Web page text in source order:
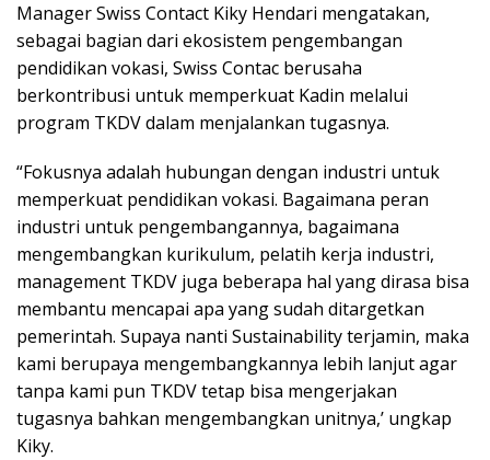
Manager Swiss Contact Kiky Hendari mengatakan,
sebagai bagian dari ekosistem pengembangan
pendidikan vokasi, Swiss Contac berusaha
berkontribusi untuk memperkuat Kadin melalui
program TKDV dalam menjalankan tugasnya.
“Fokusnya adalah hubungan dengan industri untuk
memperkuat pendidikan vokasi. Bagaimana peran
industri untuk pengembangannya, bagaimana
mengembangkan kurikulum, pelatih kerja industri,
management TKDV juga beberapa hal yang dirasa bisa
membantu mencapai apa yang sudah ditargetkan
pemerintah. Supaya nanti Sustainability terjamin, maka
kami berupaya mengembangkannya lebih lanjut agar
tanpa kami pun TKDV tetap bisa mengerjakan
tugasnya bahkan mengembangkan unitnya,’ ungkap
Kiky.